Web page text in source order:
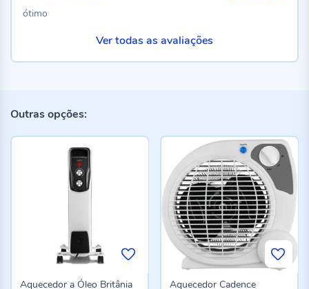
ótimo
Ver todas as avaliações
Outras opções:
Aquecedor a Óleo Britânia
Aquecedor Cadence